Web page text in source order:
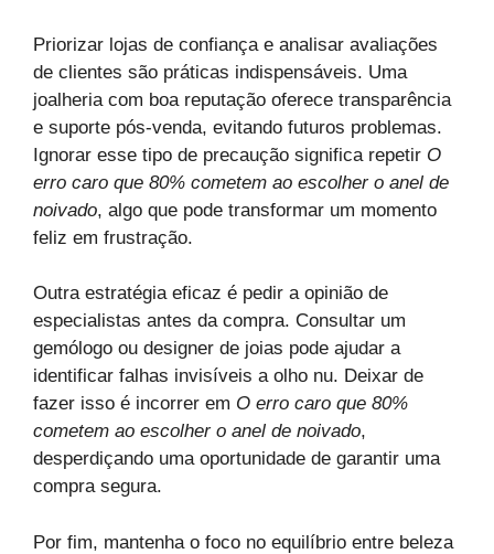
Priorizar lojas de confiança e analisar avaliações
de clientes são práticas indispensáveis. Uma
joalheria com boa reputação oferece transparência
e suporte pós-venda, evitando futuros problemas.
Ignorar esse tipo de precaução significa repetir O
erro caro que 80% cometem ao escolher o anel de
noivado, algo que pode transformar um momento
feliz em frustração.
Outra estratégia eficaz é pedir a opinião de
especialistas antes da compra. Consultar um
gemólogo ou designer de joias pode ajudar a
identificar falhas invisíveis a olho nu. Deixar de
fazer isso é incorrer em O erro caro que 80%
cometem ao escolher o anel de noivado,
desperdiçando uma oportunidade de garantir uma
compra segura.
Por fim, mantenha o foco no equilíbrio entre beleza